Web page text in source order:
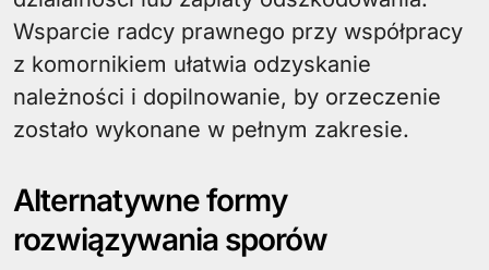
Wsparcie radcy prawnego przy współpracy
z komornikiem ułatwia odzyskanie
należności i dopilnowanie, by orzeczenie
zostało wykonane w pełnym zakresie.
Alternatywne formy
rozwiązywania sporów